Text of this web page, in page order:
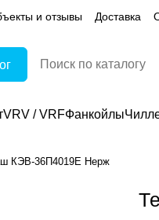
и отзывы Доставка
VRV / VRFФанкойлы
КЭВ-36П4019Е Нерж